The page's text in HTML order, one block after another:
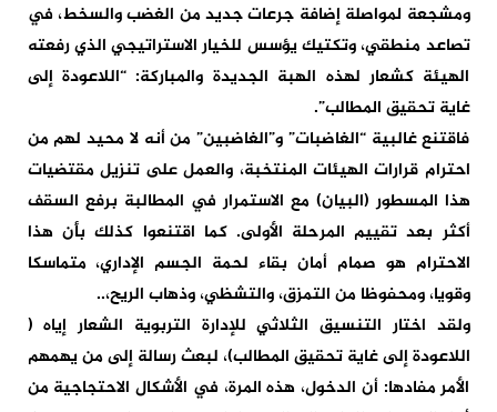
ومشجعة لمواصلة إضافة جرعات جديد من الغضب والسخط، في
تصاعد منطقي، وتكتيك يؤسس للخيار الاستراتيجي الذي رفعته
الهيئة كشعار لهذه الهبة الجديدة والمباركة: “اللاعودة إلى
غاية تحقيق المطالب”.
فاقتنع غالبية “الغاضبات” و”الغاضبين” من أنه لا محيد لهم من
احترام قرارات الهيئات المنتخبة، والعمل على تنزيل مقتضيات
هذا المسطور (البيان) مع الاستمرار في المطالبة برفع السقف
أكثر بعد تقييم المرحلة الأولى. كما اقتنعوا كذلك بأن هذا
الاحترام هو صمام أمان بقاء لحمة الجسم الإداري، متماسكا
وقويا، ومحفوظا من التمزق، والتشظي، وذهاب الريح،..
ولقد اختار التنسيق الثلاثي للإدارة التربوية الشعار إياه (
اللاعودة إلى غاية تحقيق المطالب)، لبعث رسالة إلى من يهمهم
الأمر مفادها: أن الدخول، هذه المرة، في الأشكال الاحتجاجية من